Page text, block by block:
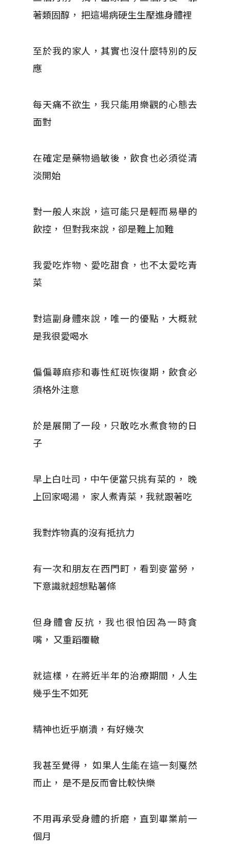
著類固醇， 把這場病硬生生壓進身體裡
至於我的家人，其實也沒什麼特別的反
應
每天痛不欲生，我只能用樂觀的心態去
面對
在確定是藥物過敏後，飲食也必須從清
淡開始
對一般人來說，這可能只是輕而易舉的
飲控， 但對我來說，卻是難上加難
我愛吃炸物、愛吃甜食，也不太愛吃青
菜
對這副身體來說，唯一的優點，大概就
是我很愛喝水
偏偏蕁麻疹和毒性紅斑恢復期，飲食必
須格外注意
於是展開了一段，只敢吃水煮食物的日
子
早上白吐司，中午便當只挑有菜的， 晚
上回家喝湯， 家人煮青菜，我就跟著吃
我對炸物真的沒有抵抗力
有一次和朋友在西門町，看到麥當勞，
下意識就超想點薯條
但身體會反抗，我也很怕因為一時貪
嘴， 又重蹈覆轍
就這樣，在將近半年的治療期間，人生
幾乎生不如死
精神也近乎崩潰，有好幾次
我甚至覺得， 如果人生能在這一刻戛然
而止， 是不是反而會比較快樂
不用再承受身體的折磨，直到畢業前一
個月